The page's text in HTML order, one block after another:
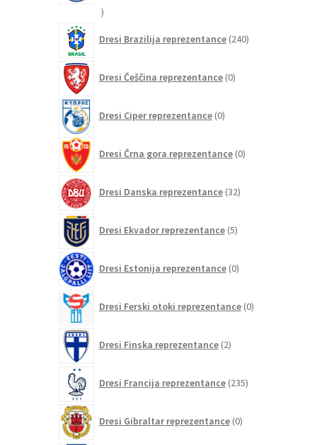
21
Dresi Brazilija reprezentance 240izdelkov
Dresi Češčina reprezentance 0izdelkov
Dresi Ciper reprezentance 0izdelkov
Dresi Črna gora reprezentance 0izdelkov
Dresi Danska reprezentance 32izdelkov
Dresi Ekvador reprezentance 5izdelkov
Dresi Estonija reprezentance 0izdelkov
Dresi Ferski otoki reprezentance 0izdelkov
Dresi Finska reprezentance 2izdelka
Dresi Francija reprezentance 235izdelkov
Dresi Gibraltar reprezentance 0izdelkov